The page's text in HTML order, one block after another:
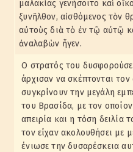
μαλακίας γενήσοιτο καὶ
ξυνῆλθον, αἰσθόμενος τὸν
αὐτοὺς διὰ τὸ ἐν τῷ αὐτῷ
ἀναλαβὼν ἦγεν.
Ο στρατός του δυσφορούσε
άρχισαν να σκέπτονται
συγκρίνουν την μεγάλη
του Βρασίδα, με τον
απειρία και η τόση δειλία
τον είχαν ακολουθήσει με
ένιωσε την δυσαρέσκεια